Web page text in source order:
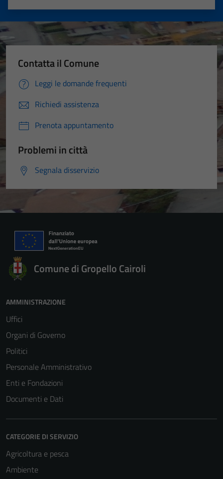
Valuta 5 stelle su 5
Valuta 4 stelle su 5
Valuta 3 stelle su 5
Valuta 2 stelle su 5
Valuta 1 stelle su 5
Contatta il Comune
Leggi le domande frequenti
Richiedi assistenza
Prenota appuntamento
Problemi in città
Segnala disservizio
Comune di Gropello Cairoli
AMMINISTRAZIONE
Uffici
Organi di Governo
Politici
Personale Amministrativo
Enti e Fondazioni
Documenti e Dati
CATEGORIE DI SERVIZIO
Agricoltura e pesca
Ambiente